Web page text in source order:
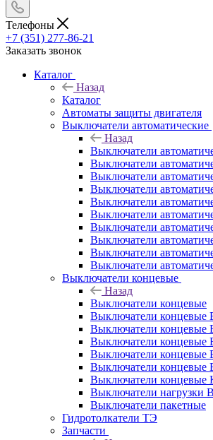
Телефоны
+7 (351) 277-86-21
Заказать звонок
Каталог
Назад
Каталог
Автоматы защиты двигателя
Выключатели автоматические
Назад
Выключатели
Выключатели
Выключатели
Выключатели
Выключатели
Выключатели
Выключатели
Выключатели
Выключатели
Выключатели
Выключатели концевые
Назад
Выключатели концевые
Выключатели
Выключатели концевые
Выключатели концевые
Выключатели
Выключатели концевые
Выключатели концевые
Выключатели нагрузки
Выключатели пакетные
Гидротолкатели ТЭ
Запчасти